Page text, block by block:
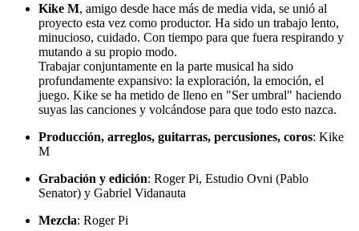
Kike M, amigo desde hace más de media vida, se unió al
proyecto esta vez como productor. Ha sido un trabajo lento,
minucioso, cuidado. Con tiempo para que fuera respirando y
mutando a su propio modo.
Trabajar conjuntamente en la parte musical ha sido
profundamente expansivo: la exploración, la emoción, el
juego. Kike se ha metido de lleno en "Ser umbral" haciendo
suyas las canciones y volcándose para que todo esto nazca.
Producción, arreglos, guitarras, percusiones, coros: Kike
M
Grabación y edición: Roger Pi, Estudio Ovni (Pablo
Senator) y Gabriel Vidanauta
Mezcla: Roger Pi